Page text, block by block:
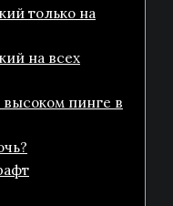
только на
на всех
высоком пинге в